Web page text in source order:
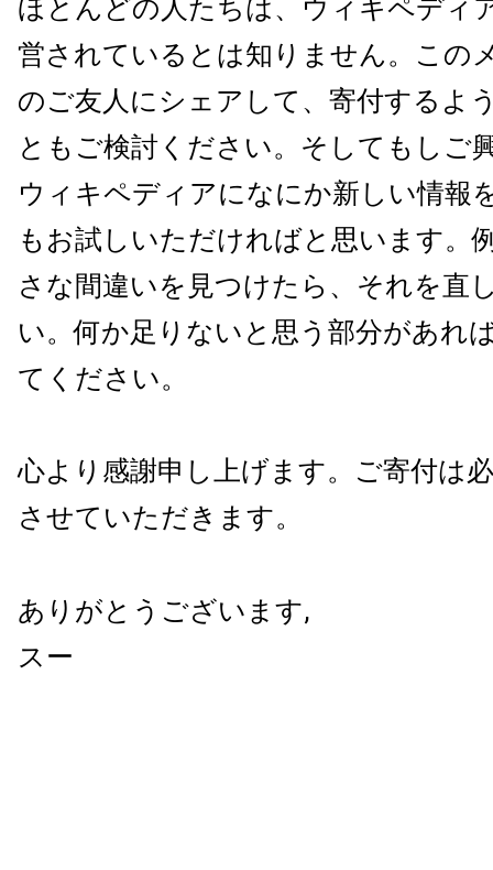
ほとんどの人たちは、
ウィキペディ
営されているとは知りません。
この
のご友人にシェアして、 寄付するよ
ともご検討ください。 そしてもしご
ウィキペディアになにか新しい情報
もお試しいただければと思います。
さな間違いを見つけたら、 それを直
い。何か足りないと思う部分があれ
てください。
心より感謝申し上げます。
ご寄付は
させていただきます。
ありがとうございます,
スー